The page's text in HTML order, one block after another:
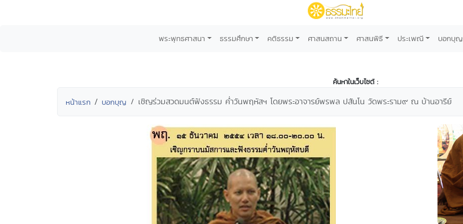
พระพุทธศาสนา ธรรมศึกษา คติธรรม ศาสนสถาน ศาสนพิธี ประเพณี บอกบุญ
ค้นหาในเว็บไซต์ :
หน้าแรก บอกบุญ เชิญร่วมสวดมนต์ฟังธรรม ค่ำวันพฤหัสฯ โดยพระอาจารย์พรพล ปสันโน วัดพระราม๙ ณ บ้านอารีย์